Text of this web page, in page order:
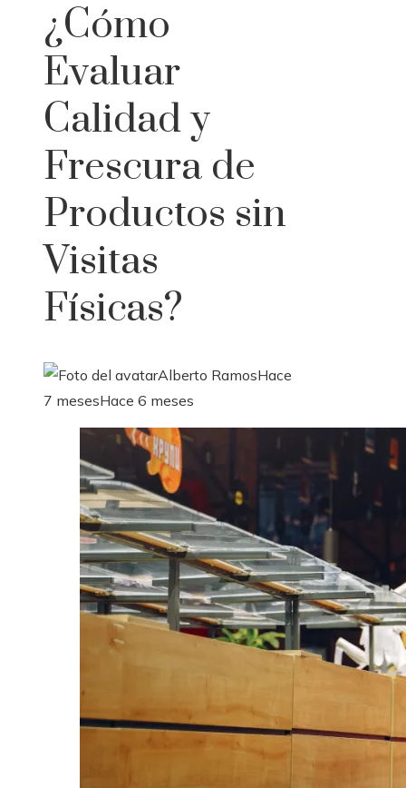
¿Cómo
Evaluar
Calidad y
Frescura de
Productos sin
Visitas
Físicas?
Alberto RamosHace
7 mesesHace 6 meses